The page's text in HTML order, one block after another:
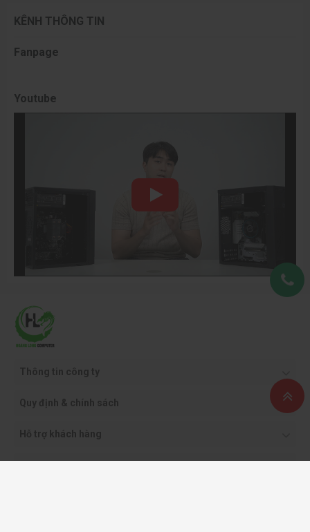
KÊNH THÔNG TIN
Fanpage
Youtube
Thông tin công ty
Quy định & chính sách
Hỗ trợ khách hàng